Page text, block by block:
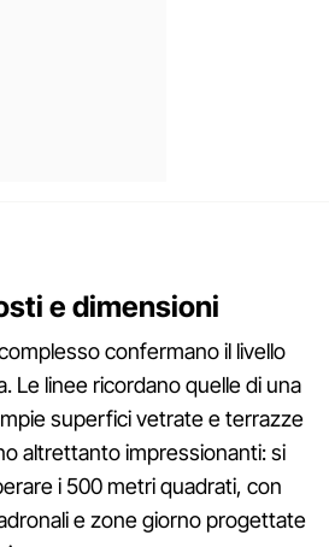
e dimensioni
confermano il livello
Le linee ricordano quelle di una
superfici vetrate e terrazze
altrettanto impressionanti: si
i 500 metri quadrati, con
e zone giorno progettate